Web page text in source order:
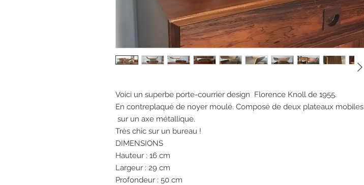
Voici un superbe porte-courrier design Florence Knoll de 1955.
En contreplaqué de noyer moulé. Composé de deux plateaux mobiles
sur un axe métallique.
Très chic sur un bureau !
DIMENSIONS
Hauteur : 16 cm
Largeur : 29 cm
Profondeur : 50 cm